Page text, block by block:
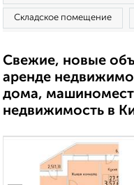
Складское помещение
Свежие, новые
аренде
дома,
недвижимость в